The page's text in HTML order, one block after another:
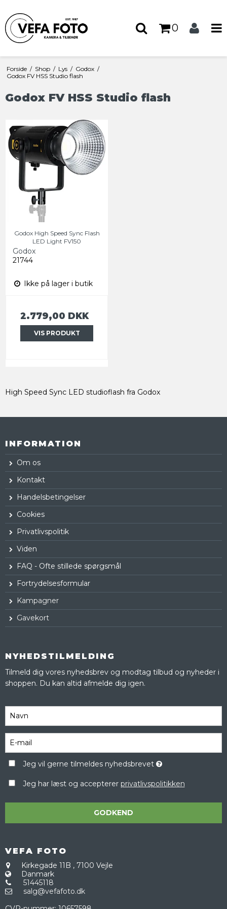
0
Forside / Shop / Lys / Godox /
Godox FV HSS Studio flash
Godox FV HSS Studio flash
Godox High Speed Sync Flash
LED Light FV150
Godox
21744
Ikke på lager i butik
2.779,00 DKK
VIS PRODUKT
High Speed Sync LED studioflash fra Godox
INFORMATION
Om os
Kontakt
Handelsbetingelser
Cookies
Privatlivspolitik
Viden
FAQ - Ofte stillede spørgsmål
Fortrydelsesformular
Kampagner
Gavekort
NYHEDSTILMELDING
Tilmeld dig vores nyhedsbrev og modtag tilbud og nyheder i
shoppen. Du kan altid afmelde dig igen.
Jeg vil gerne tilmeldes nyhedsbrevet
Jeg har læst og accepterer privatlivspolitikken
GODKEND
VEFA FOTO
Kirkegade 11B , 7100 Vejle
Danmark
51445118
salg@vefafoto.dk